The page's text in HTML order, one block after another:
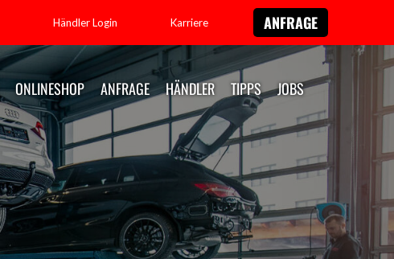
Händler Login Karriere ANFRAGE
ONLINESHOP ANFRAGE HÄNDLER TIPPS JOBS